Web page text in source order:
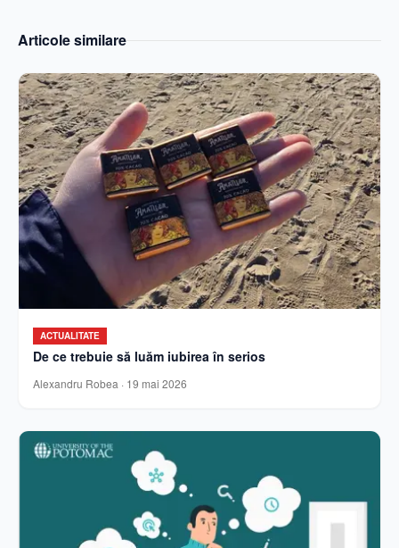
Articole similare
ACTUALITATE
De ce trebuie să luăm iubirea în serios
Alexandru Robea · 19 mai 2026